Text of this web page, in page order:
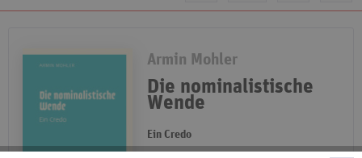
Armin Mohler
Die nominalistische
Wende
Ein Credo